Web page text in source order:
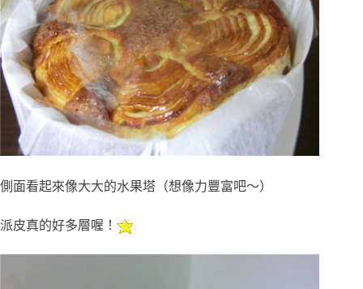
側面看起來像大大的水果塔（想像力豐富吧～）
派皮真的好多層喔！